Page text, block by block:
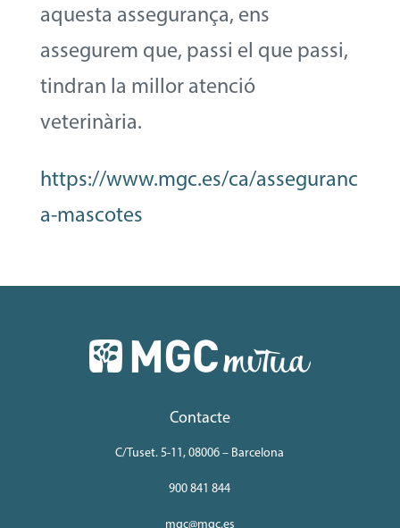
aquesta assegurança, ens
assegurem que, passi el que passi,
tindran la millor atenció
veterinària.
https://www.mgc.es/ca/asseguranc
a-mascotes
Contacte
C/Tuset. 5-11, 08006 – Barcelona
900 841 844
mgc@mgc.es